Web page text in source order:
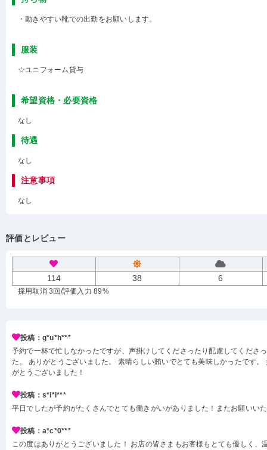
・動きやすい靴での出勤をお願いします。
服装
☆ユニフォーム貸与
希望資格・必要資格
なし
待遇
なし
注意事項
なし
評価とレビュー
114 38 6
採用取消 3回 /評価入力 89%
投稿：g*u*h***
予約で一杯で忙しなかったですが、声掛けしてくださったり配慮してくださ
た。 ありがとうございました。 素晴らしい賄いでとても美味しかったです。
がとうございました！
投稿：s*i*i***
平日でしたが予約がたくさんでとても働きがいがありました！またお願いい
投稿：a*c*0***
この度はありがとうございました！ お店の皆さまもお客様もとても優しく、